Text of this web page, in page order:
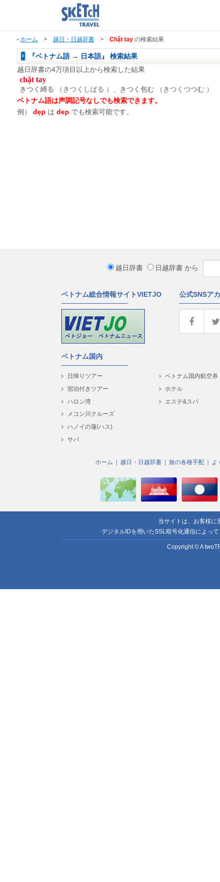
ホーム > 越日・日越辞書 > Chặt tay の検索結果
『ベトナム語 → 日本語』 検索結果
越日辞書の4万項目以上から検索した結果
chặt tay
きつく縛る （きつくしばる ） 、きつく包む （きつくつつむ ）
ベトナム語は声調記号なしでも検索できます。
例）
đẹp は dep でも検索可能です。
越日辞書 日越辞書 から
ベトナム総合情報サイトVIETJO 公式SNSア
ベトナム国内
日帰りツアー
宿泊付きツアー
ハロン湾
メコン川クルーズ
ハノイの蓮(ハス)
サパ
ベトナム国内航空券
ホテル
エステ&スパ
ホーム 越日・日越辞書 旅の各種手配 よ
当サイトは、お客様に
デジタルIDを用いたSSL暗号化通信によっ
Copyright © A